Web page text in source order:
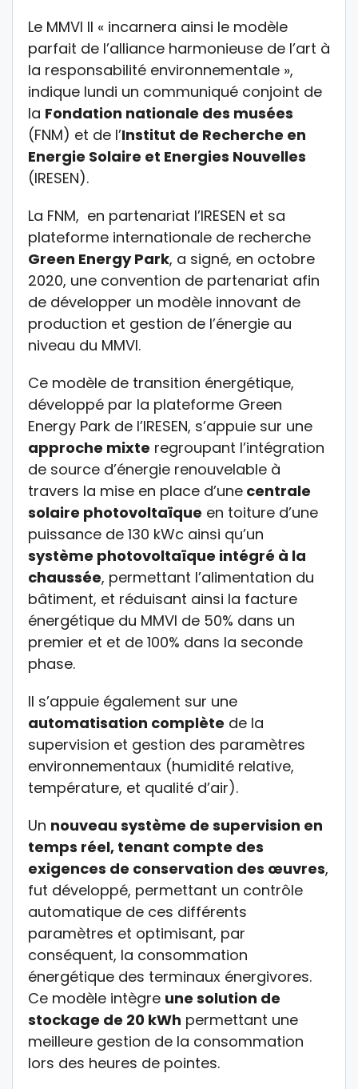
Le MMVI Il « incarnera ainsi le modèle
parfait de l’alliance harmonieuse de l’art à
la responsabilité environnementale »,
indique lundi un communiqué conjoint de
la Fondation nationale des musées
(FNM) et de l’Institut de Recherche en
Energie Solaire et Energies Nouvelles
(IRESEN).
La FNM, en partenariat l’IRESEN et sa
plateforme internationale de recherche
Green Energy Park, a signé, en octobre
2020, une convention de partenariat afin
de développer un modèle innovant de
production et gestion de l’énergie au
niveau du MMVI.
Ce modèle de transition énergétique,
développé par la plateforme Green
Energy Park de l’IRESEN, s’appuie sur une
approche mixte regroupant l’intégration
de source d’énergie renouvelable à
travers la mise en place d’une centrale
solaire photovoltaïque en toiture d’une
puissance de 130 kWc ainsi qu’un
système photovoltaïque intégré à la
chaussée, permettant l’alimentation du
bâtiment, et réduisant ainsi la facture
énergétique du MMVI de 50% dans un
premier et et de 100% dans la seconde
phase.
Il s’appuie également sur une
automatisation complète de la
supervision et gestion des paramètres
environnementaux (humidité relative,
température, et qualité d’air).
Un nouveau système de supervision en
temps réel, tenant compte des
exigences de conservation des œuvres,
fut développé, permettant un contrôle
automatique de ces différents
paramètres et optimisant, par
conséquent, la consommation
énergétique des terminaux énergivores.
Ce modèle intègre une solution de
stockage de 20 kWh permettant une
meilleure gestion de la consommation
lors des heures de pointes.